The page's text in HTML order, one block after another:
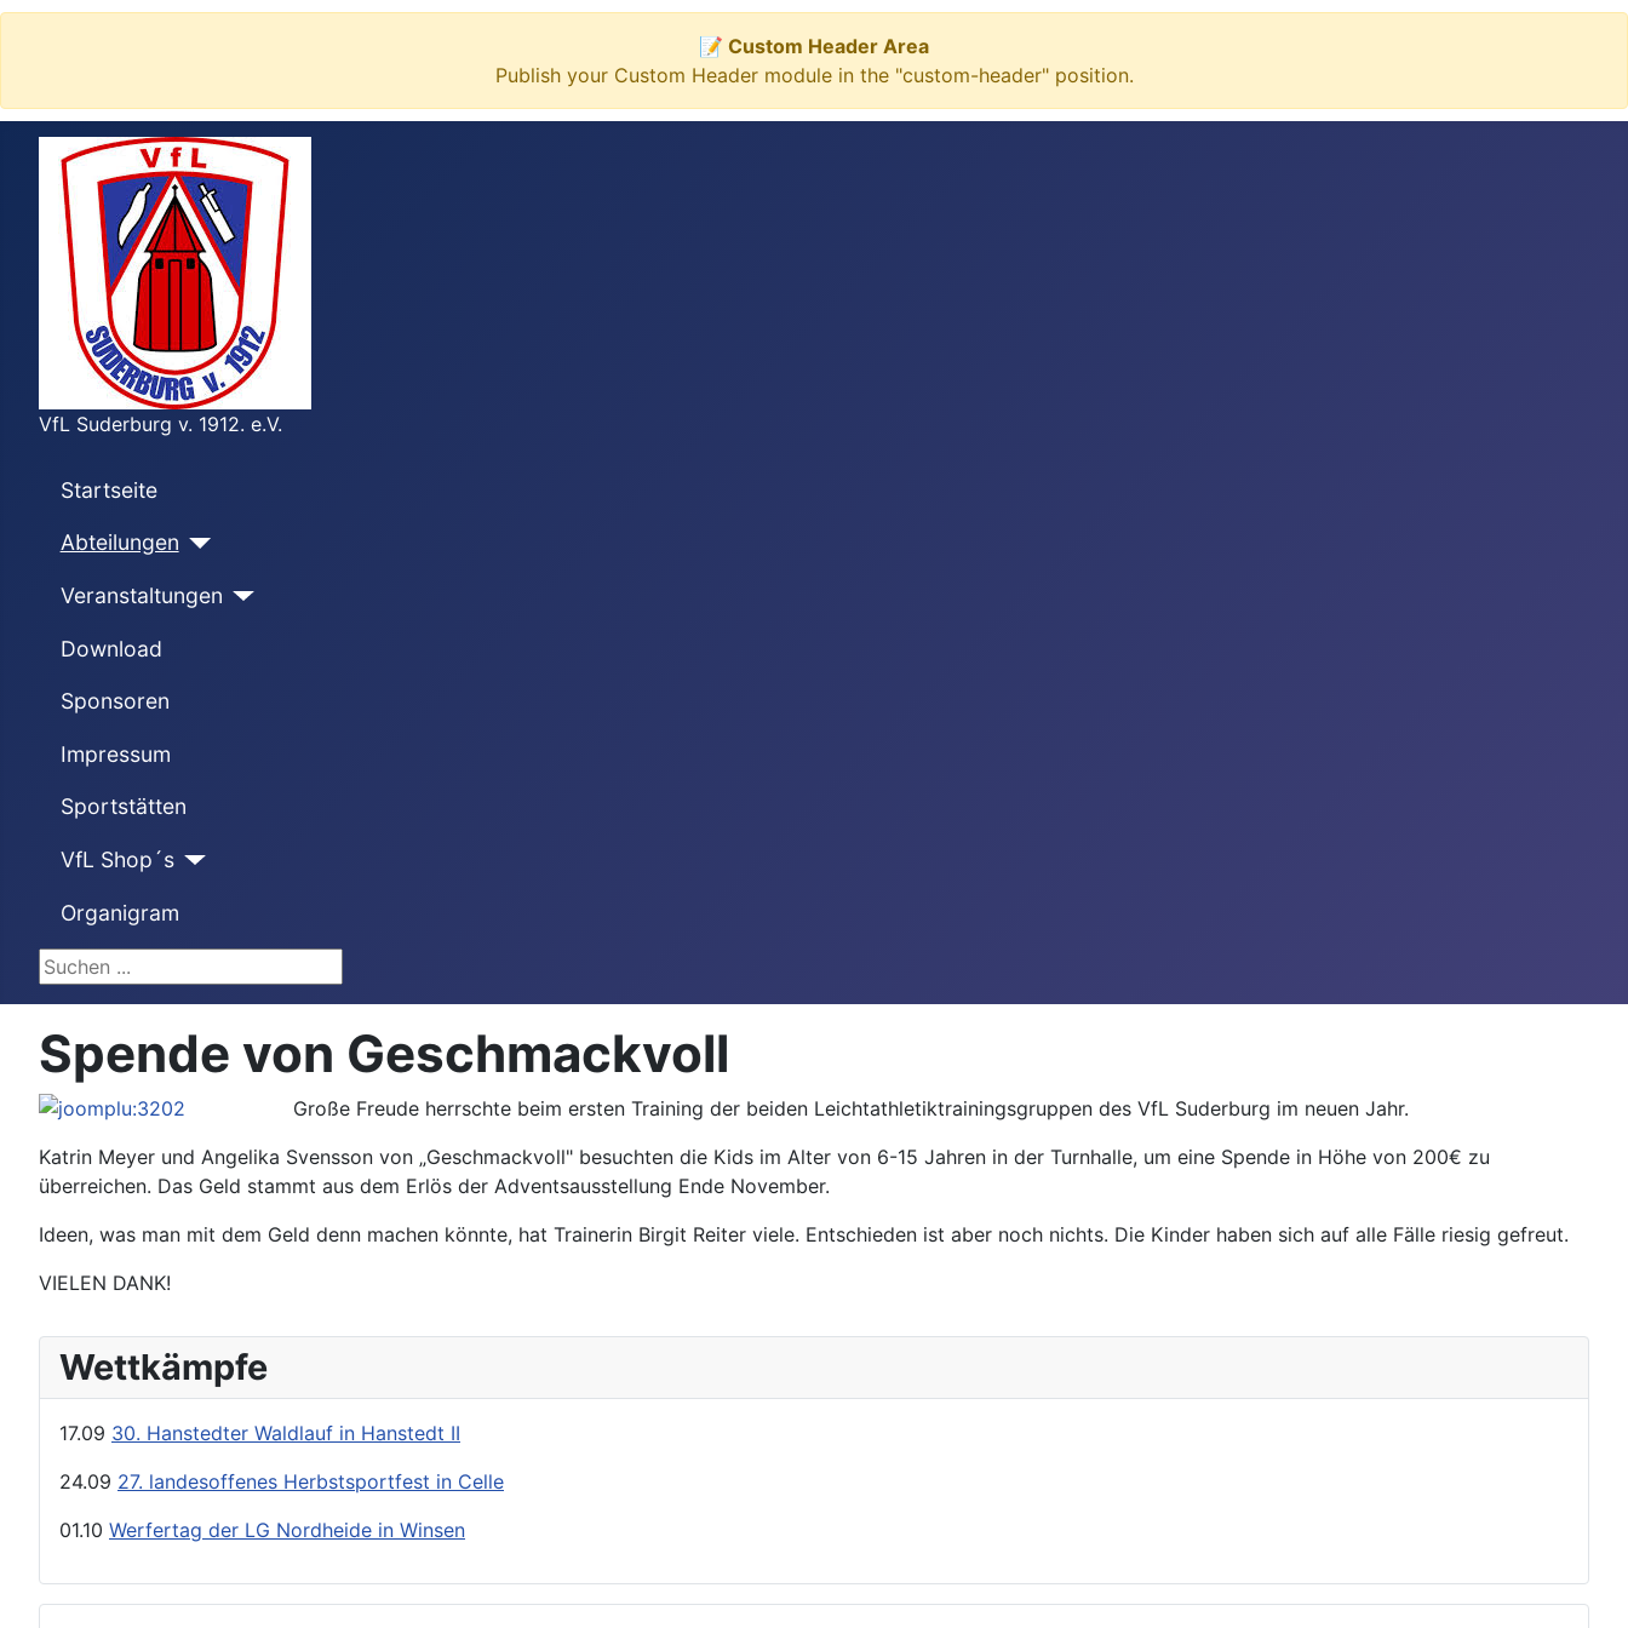
📝 Custom Header Area
Publish your Custom Header module in the "custom-header" position.
VfL Suderburg v. 1912. e.V.
Startseite
Abteilungen
Veranstaltungen
Download
Sponsoren
Impressum
Sportstätten
VfL Shop´s
Organigram
Suchen ...
Wettkämpfe
17.09 30. Hanstedter Waldlauf in Hanstedt II
24.09 27. landesoffenes Herbstsportfest in Celle
01.10 Werfertag der LG Nordheide in Winsen
Spende von Geschmackvoll
Große Freude herrschte beim ersten Training der beiden Leichtathletiktrainingsgruppen des VfL Suderburg im neuen Jahr.
Katrin Meyer und Angelika Svensson von „Geschmackvoll" besuchten die Kids im Alter von 6-15 Jahren in der Turnhalle, um eine Spende in Höhe von 200€ zu
überreichen. Das Geld stammt aus dem Erlös der Adventsausstellung Ende November.
Ideen, was man mit dem Geld denn machen könnte, hat Trainerin Birgit Reiter viele. Entschieden ist aber noch nichts. Die Kinder haben sich auf alle Fälle riesig gefreut.
VIELEN DANK!